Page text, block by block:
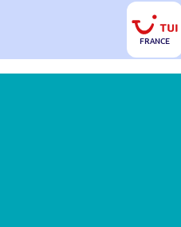
FRANCE